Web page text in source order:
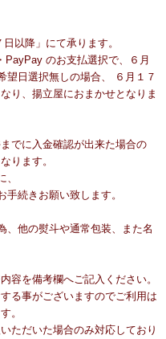
以降」にて承ります。
のお支払選択で、６月
望日選択無しの場合、 ６月１７
り、揚立屋におまかせとなりま
でに入金確認が出来た場合の
ります。
手続きお願い致します。
、他の熨斗や通常包装、また名
容を備考欄へご記入ください。
る事がございますのでご利用は
。
ただいた場合のみ対応しており